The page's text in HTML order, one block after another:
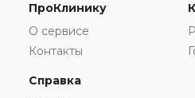
ПроКлинику
О сервисе
Контакты
Справка